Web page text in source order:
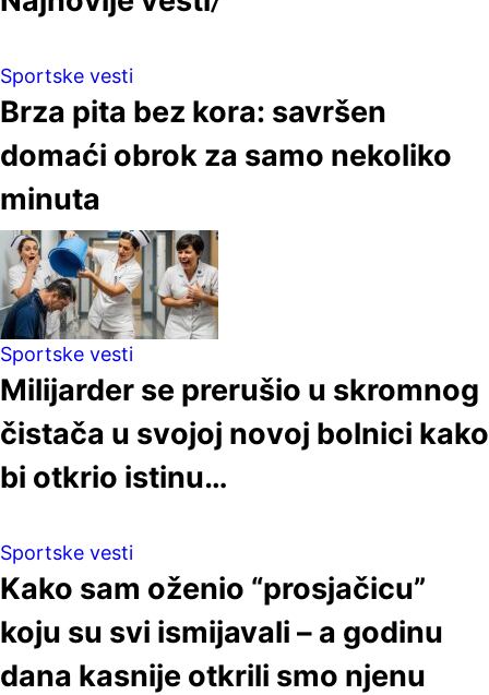
Sportske vesti
Brza pita bez kora: savršen
domaći obrok za samo nekoliko
minuta
Sportske vesti
Milijarder se prerušio u skromnog
čistača u svojoj novoj bolnici kako
bi otkrio istinu…
Sportske vesti
Kako sam oženio “prosjačicu”
koju su svi ismijavali – a godinu
dana kasnije otkrili smo njenu